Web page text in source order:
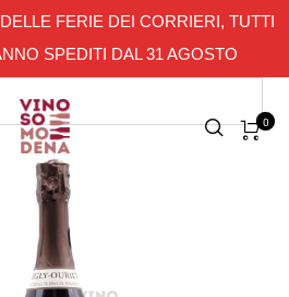
FERIE DEI CORRIERI, TUTTI
SPEDITI DAL 31 AGOSTO
0